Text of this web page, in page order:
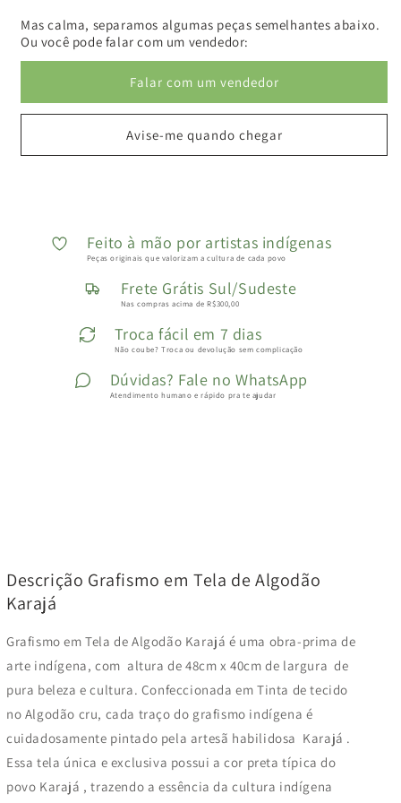
Mas calma, separamos algumas peças semelhantes abaixo.
Ou você pode falar com um vendedor:
Falar com um vendedor
Avise-me quando chegar
Feito à mão por artistas indígenas
Peças originais que valorizam a cultura de cada povo
Frete Grátis Sul/Sudeste
Nas compras acima de R$300,00
Troca fácil em 7 dias
Não coube? Troca ou devolução sem complicação
Dúvidas? Fale no WhatsApp
Atendimento humano e rápido pra te ajudar
Descrição Grafismo em Tela de Algodão
Karajá
Grafismo em Tela de Algodão Karajá é uma obra-prima de
arte indígena, com altura de 48cm x 40cm de largurade
pura beleza e cultura. Confeccionada emTinta de tecido
no Algodão cru, cada traço do grafismo indígena é
cuidadosamente pintado pela artesã habilidosa Karajá .
Essa tela única e exclusiva possui a cor preta típica do
povo Karajá , trazendo a essência da cultura indígena